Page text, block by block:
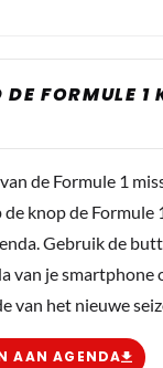
FORMULE 1
de Formule 1
de knop de Formule
Gebruik de
van je smartphone
van het nieuwe
AAN AGENDA